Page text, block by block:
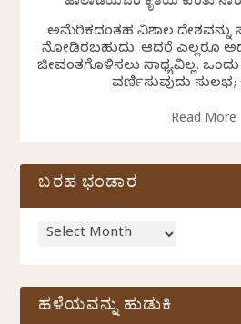
ಅಮೆರಿಕದಂತಹ ವಿಶಾಲ ದೇಶವನ್ನು
ನೋಡಿರಬಹುದು. ಆದರೆ ಎಲ್ಲರೂ
ಜೀವಂತಗೊಳಿಸಲು ಸಾಧ್ಯವಿಲ್ಲ.
ವರ್ಣಿಸುವುದು ಸುಲಭ;
Read More
ಬರಹ ಭಂಡಾರ
ಹಳೆಯವನ್ನು ಹುಡುಕಿ